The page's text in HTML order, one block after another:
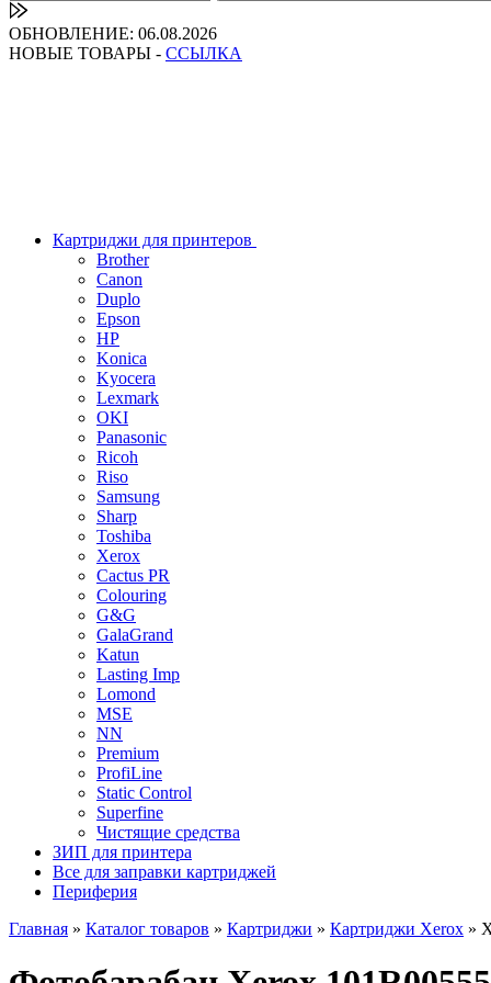
ОБНОВЛЕНИЕ: 06.08.2026
НОВЫЕ ТОВАРЫ - ССЫЛКА
Картриджи для принтеров
Brother
Canon
Duplo
Epson
HP
Konica
Kyocera
Lexmark
OKI
Panasonic
Ricoh
Riso
Samsung
Sharp
Toshiba
Xerox
Cactus PR
Colouring
G&G
GalaGrand
Katun
Lasting Imp
Lomond
MSE
NN
Premium
ProfiLine
Static Control
Superfine
Чистящие средства
ЗИП для принтера
Все для заправки картриджей
Периферия
Главная » Каталог товаров » Картриджи » Картриджи Xerox »